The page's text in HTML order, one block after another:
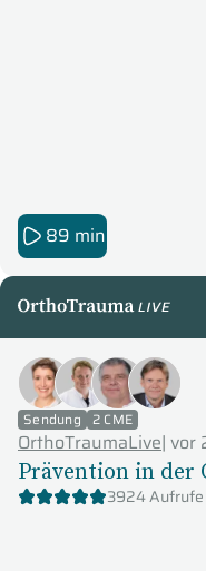
89 min
OrthoTraumaLive
Sendung 2 CME
OrthoTraumaLive| vor
Prävention in der
3924 Aufrufe